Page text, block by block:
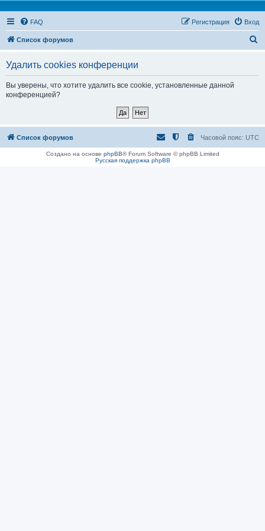
FAQ Вход
Регистрация
Список форумов
Удалить cookies конференции
Вы уверены, что хотите удалить все cookie, установленные данной
конференцией?
Список форумов Часовой пояс: UTC
Создано на основе phpBB® Forum Software © phpBB Limited
Русская поддержка phpBB